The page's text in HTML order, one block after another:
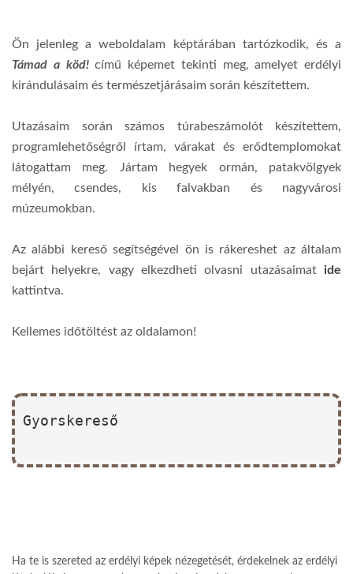
Ön jelenleg a weboldalam képtárában tartózkodik, és a
Támad a köd!című képemet tekinti meg, amelyet erdélyi
kirándulásaim és természetjárásaim során készítettem.
Utazásaim során számos túrabeszámolót készítettem,
programlehetőségről írtam, várakat és erődtemplomokat
látogattam meg. Jártam hegyek ormán, patakvölgyek
mélyén, csendes, kis falvakban és nagyvárosi
múzeumokban.
Az alábbi kereső segítségével ön is rákereshet az általam
bejárt helyekre, vagy elkezdheti olvasni utazásaimat ide
kattintva.
Kellemes időtöltést az oldalamon!
Gyorskereső
Ha te is szereted az erdélyi képek nézegetését, érdekelnek az erdélyi